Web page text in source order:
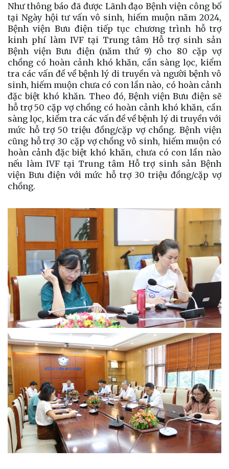
Như thông báo đã được Lãnh đạo Bệnh viện công bố
tại Ngày hội tư vấn vô sinh, hiếm muộn năm 2024,
Bệnh viện Bưu điện tiếp tục chương trình hỗ trợ
kinh phí làm IVF tại Trung tâm Hỗ trợ sinh sản
Bệnh viện Bưu điện (năm thứ 9) cho 80 cặp vợ
chồng có hoàn cảnh khó khăn, cần sàng lọc, kiểm
tra các vấn đề về bệnh lý di truyền và người bệnh vô
sinh, hiếm muộn chưa có con lần nào, có hoàn cảnh
đặc biệt khó khăn. Theo đó, Bệnh viện Bưu điện sẽ
hỗ trợ 50 cặp vợ chồng có hoàn cảnh khó khăn, cần
sàng lọc, kiểm tra các vấn đề về bệnh lý di truyền với
mức hỗ trợ 50 triệu đồng/cặp vợ chồng. Bệnh viện
cũng hỗ trợ 30 cặp vợ chồng vô sinh, hiếm muộn có
hoàn cảnh đặc biệt khó khăn, chưa có con lần nào
nếu làm IVF tại Trung tâm Hỗ trợ sinh sản Bệnh
viện Bưu điện với mức hỗ trợ 30 triệu đồng/cặp vợ
chồng.